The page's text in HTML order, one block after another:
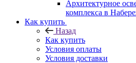
Архитектурное
комплекса в
Как купить
Назад
Как купить
Условия оплаты
Условия доставки